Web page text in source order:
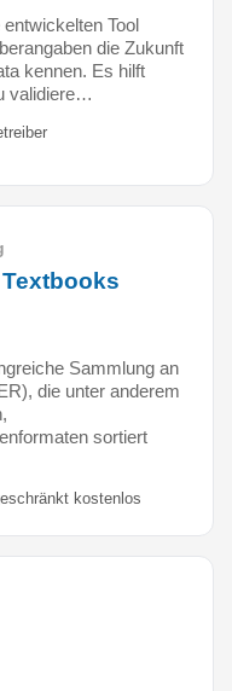
Tool
die Zukunft
kennen. Es hilft
validiere…
Sammlung an
die unter anderem
sortiert
kostenlos